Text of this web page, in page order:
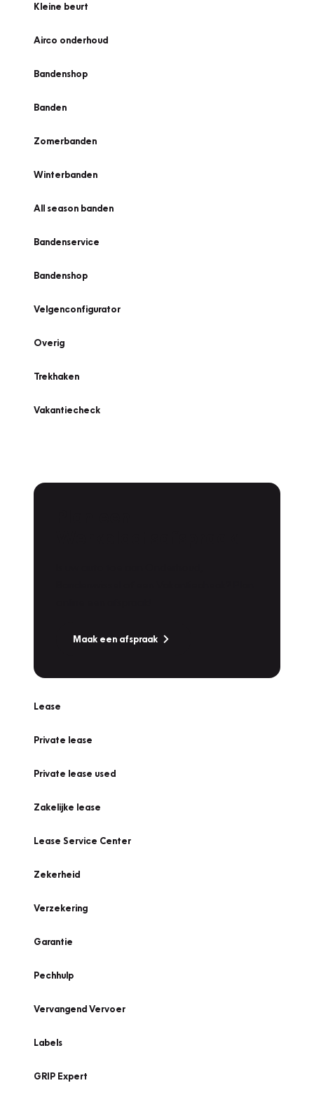
Kleine beurt
Airco onderhoud
Bandenshop
Banden
Zomerbanden
Winterbanden
All season banden
Bandenservice
Bandenshop
Velgenconfigurator
Overig
Trekhaken
Vakantiecheck
Maak een afspraak
Lease
Private lease
Private lease used
Zakelijke lease
Lease Service Center
Zekerheid
Verzekering
Garantie
Pechhulp
Vervangend Vervoer
Labels
GRIP Expert